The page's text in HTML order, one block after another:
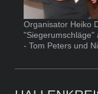
Organisator Heiko
"Siegerumschläge"
- Tom Peters und